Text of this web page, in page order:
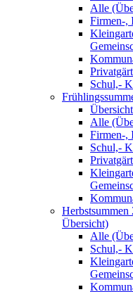
Alle
Firmen-,
Schul,-
Alle
Firmen-,
Schul,-
Übersicht)
Alle
Schul,-